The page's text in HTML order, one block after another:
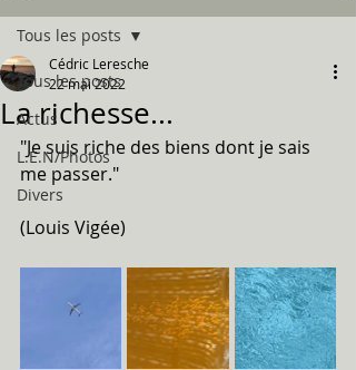
Tous les posts
Actus
L.E.N/Photos
Divers
Tous les posts
La richesse...
Cédric Leresche
22 mai 2022
"Je suis riche des biens dont je sais
me passer."
(Louis Vigée)